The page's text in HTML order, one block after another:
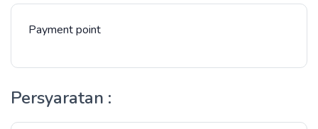
Payment point
Persyaratan :